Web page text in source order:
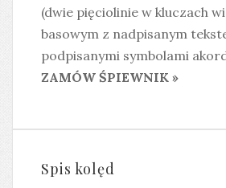
(dwie pięciolinie w kluczach
basowym z nadpisanym
podpisanymi symbolami
ZAMÓW ŚPIEWNIK »
Spis kolęd